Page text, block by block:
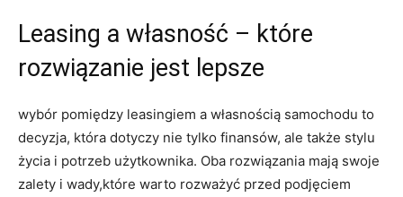
Leasing a ⁣własność – które
rozwiązanie jest lepsze
wybór pomiędzy leasingiem a własnością samochodu to
decyzja, która dotyczy nie tylko ‌finansów, ale także stylu
życia ​i potrzeb użytkownika. Oba rozwiązania mają swoje⁤
zalety i ‌wady,które⁤ warto rozważyć przed podjęciem